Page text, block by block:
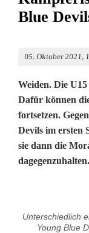
Blue
05. Oktober 2021,
Weiden. Die
Dafür können
fortsetzen.
Devils im ersten
sie dann die
dagegenzuhalten.
Unterschiedlich
Young Blue